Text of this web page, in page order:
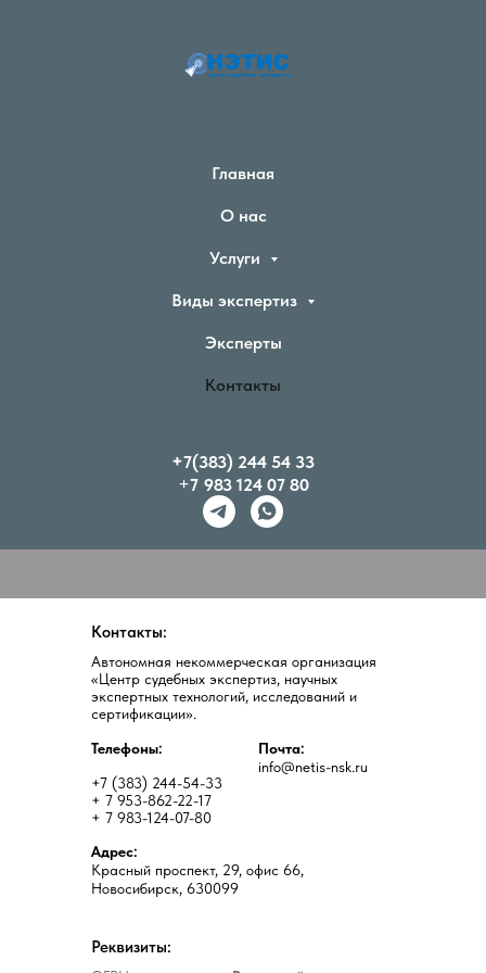
Главная
О нас
Услуги
Виды экспертиз
Эксперты
Контакты
+7(383) 244 54 33
+7 983 124 07 80
Реквизиты:
Автономная некоммерческая организация
«Центр судебных экспертиз, научных
экспертных технологий, исследований и
сертификации».
Телефоны:
+7 (383) 244-54-33
+ 7 953-862-22-17
+ 7 983-124-07-80
Адрес:
Красный проспект, 29, офис 66,
Новосибирск, 630099
Контакты:
Почта:
info@netis-nsk.ru